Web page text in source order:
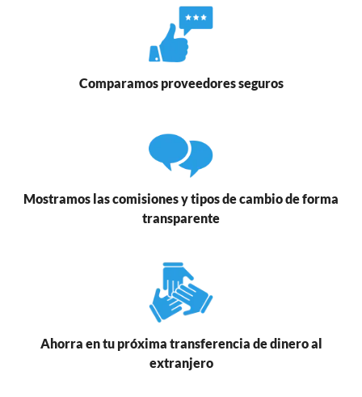
Comparamos proveedores seguros
Mostramos las comisiones y tipos de cambio de forma
transparente
Ahorra en tu próxima transferencia de dinero al
extranjero